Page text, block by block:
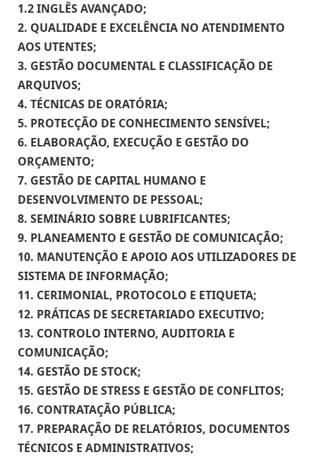
1.2 INGLÊS AVANÇADO;
2. QUALIDADE E EXCELÊNCIA NO ATENDIMENTO
AOS UTENTES;
3. GESTÃO DOCUMENTAL E CLASSIFICAÇÃO DE
ARQUIVOS;
4. TÉCNICAS DE ORATÓRIA;
5. PROTECÇÃO DE CONHECIMENTO SENSÍVEL;
6. ELABORAÇÃO, EXECUÇÃO E GESTÃO DO
ORÇAMENTO;
7. GESTÃO DE CAPITAL HUMANO E
DESENVOLVIMENTO DE PESSOAL;
8. SEMINÁRIO SOBRE LUBRIFICANTES;
9. PLANEAMENTO E GESTÃO DE COMUNICAÇÃO;
10. MANUTENÇÃO E APOIO AOS UTILIZADORES DE
SISTEMA DE INFORMAÇÃO;
11. CERIMONIAL, PROTOCOLO E ETIQUETA;
12. PRÁTICAS DE SECRETARIADO EXECUTIVO;
13. CONTROLO INTERNO, AUDITORIA E
COMUNICAÇÃO;
14. GESTÃO DE STOCK;
15. GESTÃO DE STRESS E GESTÃO DE CONFLITOS;
16. CONTRATAÇÃO PÚBLICA;
17. PREPARAÇÃO DE RELATÓRIOS, DOCUMENTOS
TÉCNICOS E ADMINISTRATIVOS;